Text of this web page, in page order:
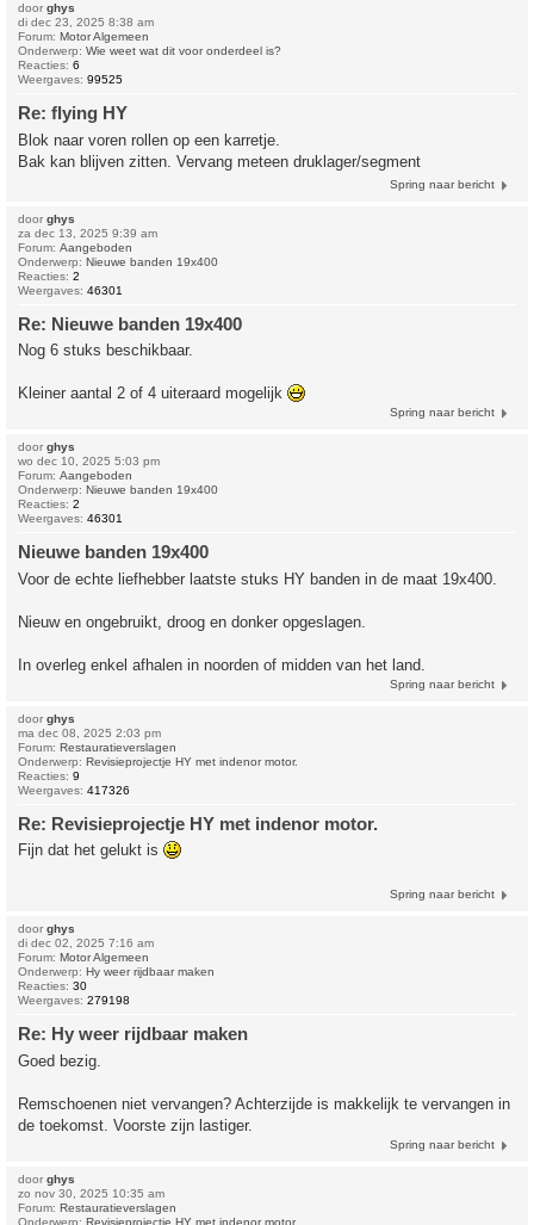
door ghys
di dec 23, 2025 8:38 am
Forum: Motor Algemeen
Onderwerp: Wie weet wat dit voor onderdeel is?
Reacties: 6
Weergaves: 99525
Re: flying HY
Blok naar voren rollen op een karretje.
Bak kan blijven zitten. Vervang meteen druklager/segment
Spring naar bericht
door ghys
za dec 13, 2025 9:39 am
Forum: Aangeboden
Onderwerp: Nieuwe banden 19x400
Reacties: 2
Weergaves: 46301
Re: Nieuwe banden 19x400
Nog 6 stuks beschikbaar.
Kleiner aantal 2 of 4 uiteraard mogelijk
Spring naar bericht
door ghys
wo dec 10, 2025 5:03 pm
Forum: Aangeboden
Onderwerp: Nieuwe banden 19x400
Reacties: 2
Weergaves: 46301
Nieuwe banden 19x400
Voor de echte liefhebber laatste stuks HY banden in de maat 19x400.
Nieuw en ongebruikt, droog en donker opgeslagen.
In overleg enkel afhalen in noorden of midden van het land.
Spring naar bericht
door ghys
ma dec 08, 2025 2:03 pm
Forum: Restauratieverslagen
Onderwerp: Revisieprojectje HY met indenor motor.
Reacties: 9
Weergaves: 417326
Re: Revisieprojectje HY met indenor motor.
Fijn dat het gelukt is
Spring naar bericht
door ghys
di dec 02, 2025 7:16 am
Forum: Motor Algemeen
Onderwerp: Hy weer rijdbaar maken
Reacties: 30
Weergaves: 279198
Re: Hy weer rijdbaar maken
Goed bezig.
Remschoenen niet vervangen? Achterzijde is makkelijk te vervangen in
de toekomst. Voorste zijn lastiger.
Spring naar bericht
door ghys
zo nov 30, 2025 10:35 am
Forum: Restauratieverslagen
Onderwerp: Revisieprojectje HY met indenor motor.